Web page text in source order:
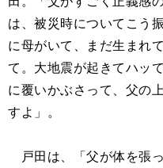
は、被災時についてこう
に母がいて、まだ生まれ
て。大地震が起きてハッ
に覆いかぶさって、父の
すよ」。
戸田は、「父が体を張